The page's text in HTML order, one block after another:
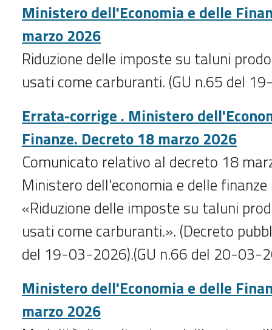
Ministero dell'Economia e delle
marzo 2026
Riduzione delle imposte su taluni
usati come carburanti. (GU n.65 del
Errata-corrige . Ministero
Finanze. Decreto 18 marzo 2026
Comunicato relativo al decreto 18
Ministero dell'economia e delle
«Riduzione delle imposte su taluni
usati come carburanti.». (Decreto
del 19-03-2026).(GU n.66 del 20-03-
Ministero dell'Economia e delle
marzo 2026